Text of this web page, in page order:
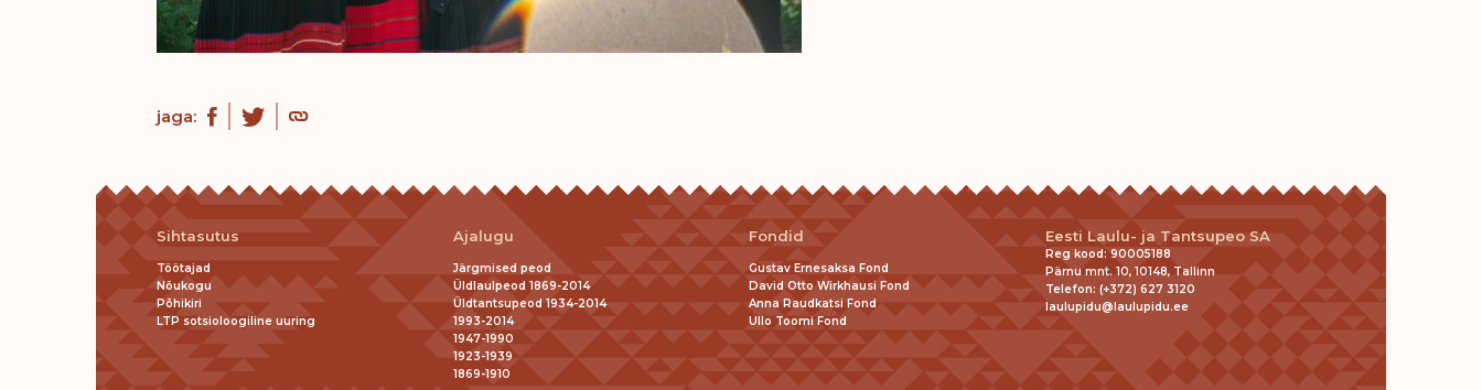
jaga:
Sihtasutus
Töötajad
Nõukogu
Põhikiri
LTP sotsioloogiline uuring
Ajalugu
Järgmised peod
Üldlaulpeod 1869-2014
Üldtantsupeod 1934-2014
1993-2014
1947-1990
1923-1939
1869-1910
Fondid
Gustav Ernesaksa Fond
David Otto Wirkhausi Fond
Anna Raudkatsi Fond
Ullo Toomi Fond
Eesti Laulu- ja Tantsupeo SA
Reg kood: 90005188
Pärnu mnt. 10, 10148, Tallinn
Telefon: (+372) 627 3120
laulupidu@laulupidu.ee